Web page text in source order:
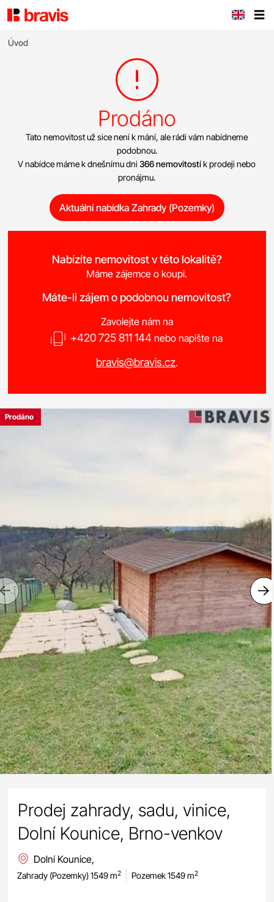
Úvod
Prodáno
Tato nemovitost už sice není k mání, ale rádi vám nabídneme
podobnou.
V nabídce máme k dnešnímu dni366 nemovitostík prodeji nebo
pronájmu.
Aktuální nabídka Zahrady (Pozemky)
Nabízíte nemovitost v této lokalitě?
Máme zájemce o koupi.
Máte-li zájem o podobnou nemovitost?
Zavolejte nám na
+420 725 811 144 nebo napište na
bravis@bravis.cz.
Previous
Prodáno
Prodej zahrady, sadu, vinice,
Dolní Kounice, Brno-venkov
Dolní Kounice,
Zahrady (Pozemky) 1549 m2 Pozemek 1549 m2